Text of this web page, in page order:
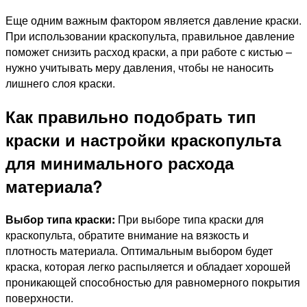
Еще одним важным фактором является давление краски.
При использовании краскопульта, правильное давление
поможет снизить расход краски, а при работе с кистью –
нужно учитывать меру давления, чтобы не наносить
лишнего слоя краски.
Как правильно подобрать тип
краски и настройки краскопульта
для минимального расхода
материала?
Выбор типа краски: При выборе типа краски для
краскопульта, обратите внимание на вязкость и
плотность материала. Оптимальным выбором будет
краска, которая легко распыляется и обладает хорошей
проникающей способностью для равномерного покрытия
поверхности.